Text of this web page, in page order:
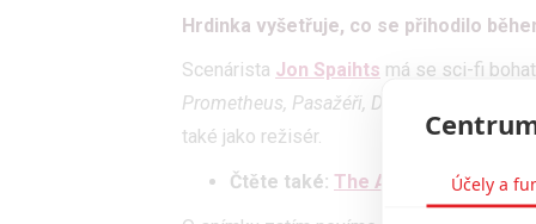
Hrdinka vyšetřuje, co se přihodilo
Scenárista Jon Spaihts má se sci-fi
Prometheus, Pasažéři, Doctor Strange
také jako režisér.
Čtěte také: The Auction: Nová
Účely a